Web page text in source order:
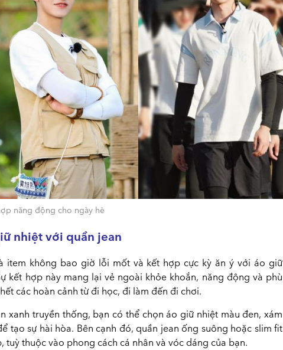
năng động cho ngày hè
nhiệt với quần jean
item không bao giờ lỗi mốt và kết hợp cực kỳ ăn ý với áo giữ
kết hợp này mang lại vẻ ngoài khỏe khoắn, năng động và phù
các hoàn cảnh từ đi học, đi làm đến đi chơi.
xanh truyền thống, bạn có thể chọn áo giữ nhiệt màu đen, xám
tạo sự hài hòa. Bên cạnh đó, quần jean ống suông hoặc slim fit
tuỳ thuộc vào phong cách cá nhân và vóc dáng của bạn.